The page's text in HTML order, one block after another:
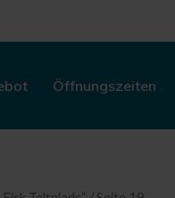
Öffnungszeiten